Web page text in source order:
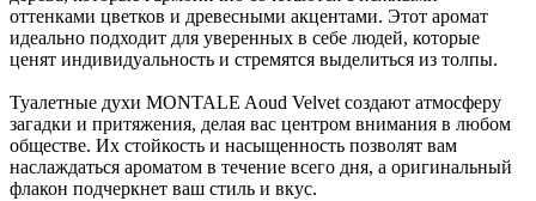
оттенками цветков и древесными акцентами. Этот аромат
идеально подходит для уверенных в себе людей, которые
ценят индивидуальность и стремятся выделиться из толпы.
Туалетные духи MONTALE Aoud Velvet создают атмосферу
загадки и притяжения, делая вас центром внимания в любом
обществе. Их стойкость и насыщенность позволят вам
наслаждаться ароматом в течение всего дня, а оригинальный
флакон подчеркнет ваш стиль и вкус.